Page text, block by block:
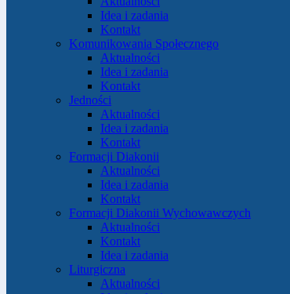
Idea i zadania
Kontakt
Komunikowania Społecznego
Aktualności
Idea i zadania
Kontakt
Jedności
Aktualności
Idea i zadania
Kontakt
Formacji Diakonii
Aktualności
Idea i zadania
Kontakt
Formacji Diakonii Wychowawczych
Aktualności
Kontakt
Idea i zadania
Liturgiczna
Aktualności